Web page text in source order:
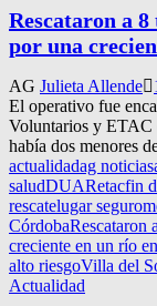
Rescataron a
por una
AG Julieta Allende
El operativo fue
Voluntarios y ETAC
había dos menores
actualidadag noticias
saludDUARetacfin
rescatelugar seguro
CórdobaRescataron
creciente en un río
alto riesgoVilla del
Actualidad